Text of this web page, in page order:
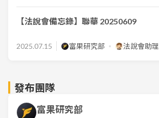
【法說會備忘錄】聯華 20250609
2025.07.15 富果研究部 法說會助理
發布團隊
富果研究部